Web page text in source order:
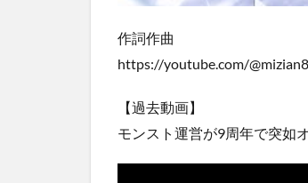
作詞作曲
https://youtube.com/
【過去動画】
モンスト運営が9周年で突如